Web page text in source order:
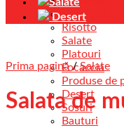
Garnituri
Risotto
Salate
Platouri
Focaccia
Produse de
Desert
Sosuri
Bauturi
Desert
Prima pagină / Salate
Salata de